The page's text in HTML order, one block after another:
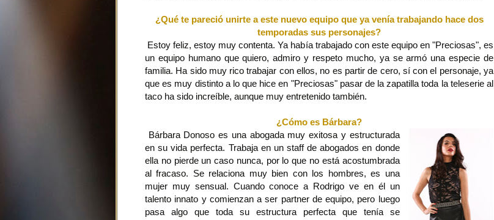
¿Qué te pareció unirte a este nuevo equipo que ya venía trabajando hace dos
temporadas sus personajes?
Estoy feliz, estoy muy contenta. Ya había trabajado con este equipo en "Preciosas", es
un equipo humano que quiero, admiro y respeto mucho, ya se armó una especie de
familia. Ha sido muy rico trabajar con ellos, no es partir de cero, sí con el personaje, ya
que es muy distinto a lo que hice en "Preciosas" pasar de la zapatilla toda la teleserie al
taco ha sido increíble, aunque muy entretenido también.
¿Cómo es Bárbara?
Bárbara Donoso es una abogada muy exitosa y estructurada
en su vida perfecta. Trabaja en un staff de abogados en donde
ella no pierde un caso nunca, por lo que no está acostumbrada
al fracaso. Se relaciona muy bien con los hombres, es una
mujer muy sensual. Cuando conoce a Rodrigo ve en él un
talento innato y comienzan a ser partner de equipo, pero luego
pasa algo que toda su estructura perfecta que tenía se